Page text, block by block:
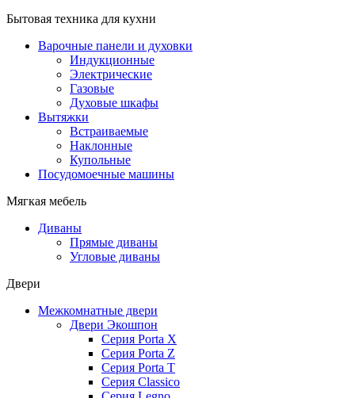
Бытовая техника для кухни
Варочные панели и духовки
Индукционные
Электрические
Газовые
Духовые шкафы
Вытяжки
Встраиваемые
Наклонные
Купольные
Посудомоечные машины
Мягкая мебель
Диваны
Прямые диваны
Угловые диваны
Двери
Межкомнатные двери
Двери Экошпон
Серия Porta X
Серия Porta Z
Серия Porta T
Серия Classico